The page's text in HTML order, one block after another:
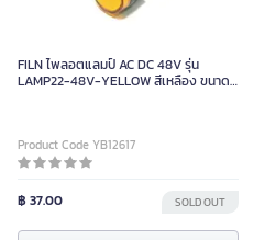
FILN ไพลอตแลมป์ AC DC 48V รุ่น
LAMP22-48V-YELLOW สีเหลือง ขนาด
Product Code YB12617
฿ 37.00 SOLD OUT